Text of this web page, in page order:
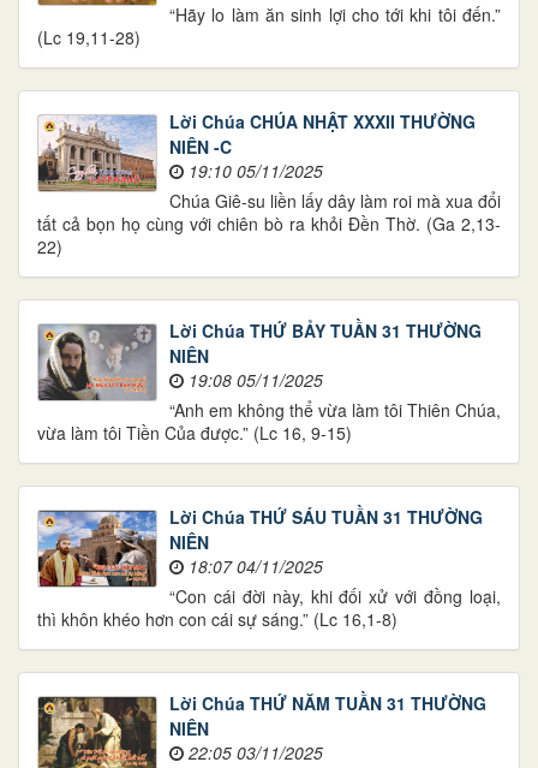
“Hãy lo làm ăn sinh lợi cho tới khi tôi đến.”
(Lc 19,11-28)
Lời Chúa CHÚA NHẬT XXXII THƯỜNG
NIÊN -C
19:10 05/11/2025
Chúa Giê-su liền lấy dây làm roi mà xua đổi
tất cả bọn họ cùng với chiên bò ra khỏi Đền Thờ. (Ga 2,13-
22)
Lời Chúa THỨ BẢY TUẦN 31 THƯỜNG
NIÊN
19:08 05/11/2025
“Anh em không thể vừa làm tôi Thiên Chúa,
vừa làm tôi Tiền Của được.” (Lc 16, 9-15)
Lời Chúa THỨ SÁU TUẦN 31 THƯỜNG
NIÊN
18:07 04/11/2025
“Con cái đời này, khi đối xử với đồng loại,
thì khôn khéo hơn con cái sự sáng.” (Lc 16,1-8)
Lời Chúa THỨ NĂM TUẦN 31 THƯỜNG
NIÊN
22:05 03/11/2025